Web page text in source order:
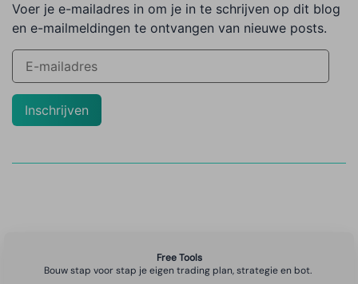
Voer je e-mailadres in om je in te schrijven op dit blog
en e-mailmeldingen te ontvangen van nieuwe posts.
Inschrijven
Free Tools
Bouw stap voor stap je eigen trading plan, strategie en bot.